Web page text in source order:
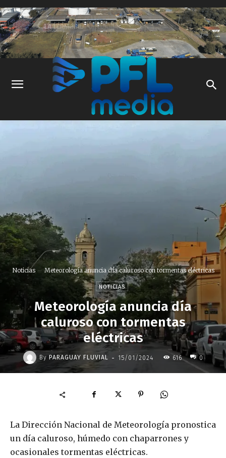
Noticias Meteorología anuncia día caluroso con tormentas eléctricas
NOTICIAS
Meteorología anuncia día
caluroso con tormentas
eléctricas
By PARAGUAY FLUVIAL - 15/01/2024 616 0
La Dirección Nacional de Meteorología pronostica
un día caluroso, húmedo con chaparrones y
ocasionales tormentas eléctricas.